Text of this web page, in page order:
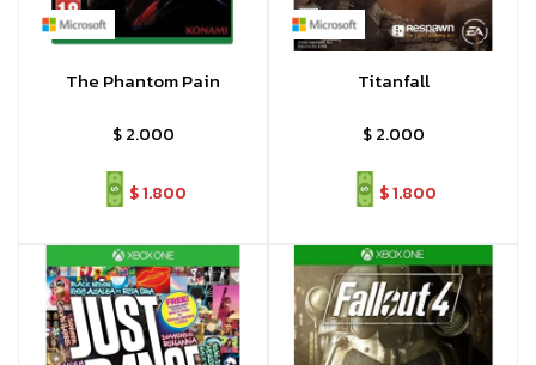
The Phantom Pain
$ 2.000
$1.800
Titanfall
$ 2.000
$1.800